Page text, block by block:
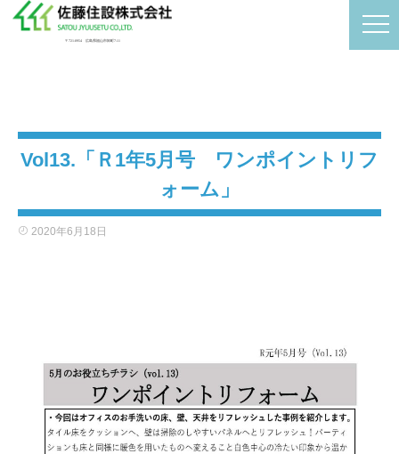
〒721-0954 広島県福山市卸町7-11
Vol13.「Ｒ1年5月号 ワンポイントリフ
ォーム」
2020年6月18日